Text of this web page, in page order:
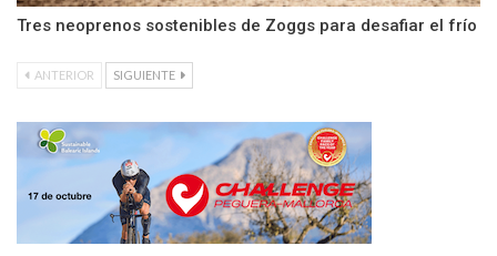
Tres neoprenos sostenibles de Zoggs para desafiar el frío
ANTERIOR SIGUIENTE